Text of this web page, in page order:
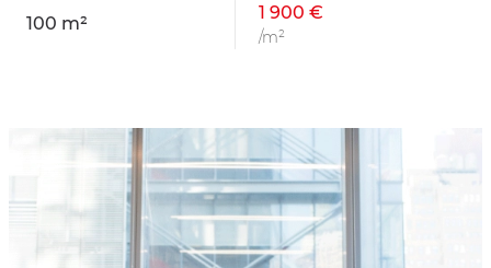
100 m²
1 900 €
/m²